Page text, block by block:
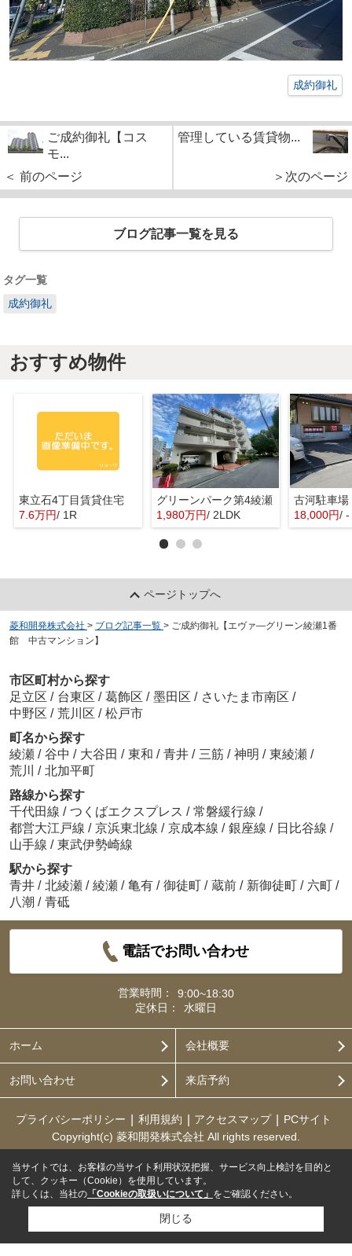
成約御礼
ご成約御礼【コス
モ...
＜ 前のページ
管理している賃貸物...
＞次のページ
ブログ記事一覧を見る
タグ一覧
成約御礼
おすすめ物件
東立石4丁目賃貸住宅
7.6万円/ 1R
グリーンパーク第4綾瀬
1,980万円/ 2LDK
古河駐車場
18,000円/ -
ページトップへ
菱和開発株式会社 > ブログ記事一覧 > ご成約御礼【エヴァ―グリーン綾瀬1番
館 中古マンション】
市区町村から探す
足立区 / 台東区 / 葛飾区 / 墨田区 / さいたま市南区 /
中野区 / 荒川区 / 松戸市
町名から探す
綾瀬 / 谷中 / 大谷田 / 東和 / 青井 / 三筋 / 神明 / 東綾瀬 /
荒川 / 北加平町
路線から探す
千代田線 / つくばエクスプレス / 常磐緩行線 /
都営大江戸線 / 京浜東北線 / 京成本線 / 銀座線 / 日比谷線 /
山手線 / 東武伊勢崎線
駅から探す
青井 / 北綾瀬 / 綾瀬 / 亀有 / 御徒町 / 蔵前 / 新御徒町 / 六町 /
八潮 / 青砥
電話でお問い合わせ
営業時間：
9:00~18:30
定休日：
水曜日
ホーム 会社概要
お問い合わせ 来店予約
プライバシーポリシー 利用規約 アクセスマップ
PCサイト
Copyright(c) 菱和開発株式会社 All rights reserved.
当サイトでは、お客様の当サイト利用状況把握、サービス向上検討を目的と
して、クッキー（Cookie）を使用しています。
詳しくは、当社の 「Cookieの取扱いについて」 をご確認ください。
閉じる